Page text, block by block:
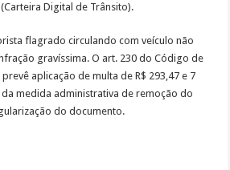
Digital de Trânsito).
flagrado circulando com veículo não
gravíssima. O art. 230 do Código de
aplicação de multa de R$ 293,47 e 7
medida administrativa de remoção do
do documento.